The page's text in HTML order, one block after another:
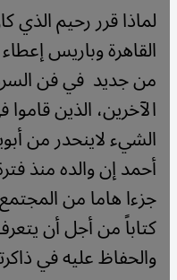
لماذا قرر رحيم
القاهرة وباريس
من جديد في فن
الآخرين، الذين
الشيء لاينحدر من
أحمد إن والده منذ
جزءا هاما من
كتاباً من أجل أن
والحفاظ عليه في